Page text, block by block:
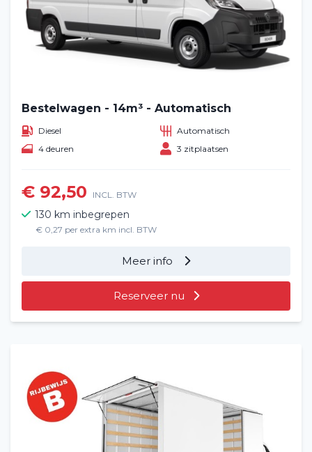
Blog
Veelgestelde vragen (FAQ)
Vacatures
2
Filialen
Contact
Bestelwagen - 14m³ - Automatisch
Diesel
Automatisch
4 deuren
3 zitplaatsen
€ 92,50 INCL. BTW
130 km inbegrepen
€ 0,27 per extra km incl. BTW
Meer info
Reserveer nu